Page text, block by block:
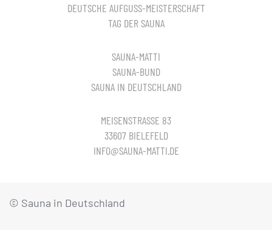
DEUTSCHE AUFGUSS-MEISTERSCHAFT
TAG DER SAUNA
SAUNA-MATTI
SAUNA-BUND
SAUNA IN DEUTSCHLAND
MEISENSTRASSE 83
33607 BIELEFELD
INFO@SAUNA-MATTI.DE
© Sauna in Deutschland